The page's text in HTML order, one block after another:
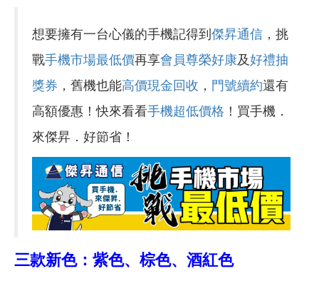
想要擁有一台心儀的手機記得到 傑昇通信 ，挑
戰手機市場最低價再享會員尊榮好康及好禮抽
獎券 ，舊機也能高價現金回收 ， 門號續約還有
高額優惠！快來看看手機超低價格 ！買手機．
來傑昇．好節省！
三款新色：紫色、棕色、酒紅色